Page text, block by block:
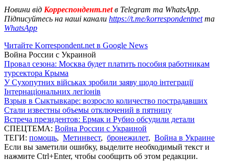
Новини від Корреспондент.netв Telegram та WhatsApp.
Підписуйтесь на наші канали https://t.me/korrespondentnetта
WhatsApp
Читайте Korrespondent.net в Google News
Война России с Украиной
Провал сезона: Москва будет платить пособия работникам
турсектора Крыма
У Сухопутних військах зробили заяву щодо інтеграції
Інтернаціональних легіонів
Взрыв в Сыктывкаре: возросло количество пострадавших
Стали известны объемы отключений в пятницу
Встреча президентов: Ермак и Рубио обсудили детали
СПЕЦТЕМА: Война России с Украиной
ТЕГИ: помощь, Метинвест, бронежилет, Война в Украине
Если вы заметили ошибку, выделите необходимый текст и
нажмите Ctrl+Enter, чтобы сообщить об этом редакции.